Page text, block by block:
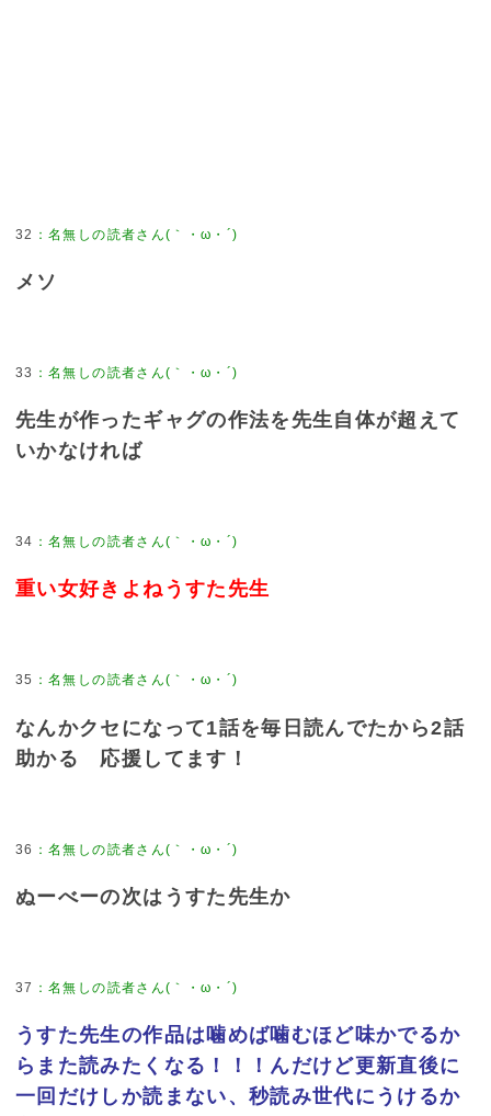
32 ：名無しの読者さん(｀・ω・´)
メソ
33 ：名無しの読者さん(｀・ω・´)
先生が作ったギャグの作法を先生自体が超えて
いかなければ
34 ：名無しの読者さん(｀・ω・´)
重い女好きよねうすた先生
35 ：名無しの読者さん(｀・ω・´)
なんかクセになって1話を毎日読んでたから2話
助かる 応援してます！
36 ：名無しの読者さん(｀・ω・´)
ぬーべーの次はうすた先生か
37 ：名無しの読者さん(｀・ω・´)
うすた先生の作品は噛めば噛むほど味かでるか
らまた読みたくなる！！！んだけど更新直後に
一回だけしか読まない、秒読み世代にうけるか